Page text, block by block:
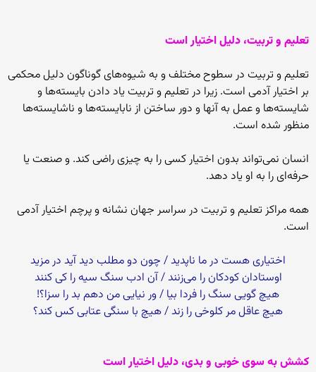
تعلیم و تربیت، دلیل اختیار است‏
تعلیم و تربیت در سطوح مختلف و به شیوه‏‌هاى گوناگون دلیل محکمى
بر اختیار آدمى است. زیرا در تعلیم و تربیت یاد دادن بایسته‏‌ها و
شایسته‏‌ها و عمل به آنها و دور ساختن از نابایسته‌‏ها و ناشایسته‌‏ها
منظور شده است.
انسان نمى‏‌تواند بدون اختیار کسى را به چیزى راضى کند. و صنعت یا
حرفه‌‏اى را به او یاد دهد.
همه مراکز تعلیم و تربیت در سراسر جهان نشانه و پرچم اختیار آدمى
است.
اختیارى هست در ما ناپدید / چون دو مطلب دید آید در مزید
اوستادان کودکان را مى‌‏زنند / آن ادب سنگ سیه را کى کنند
هیچ گویى سنگ را فردا بیا / ور نیایى من دهم بد را سزا؟!
هیچ عاقل مر کلوخى را زند / هیچ با سنگى عتابى کس کند؟
کشش به سوى خوبى و بدى، دلیل اختیار است‏